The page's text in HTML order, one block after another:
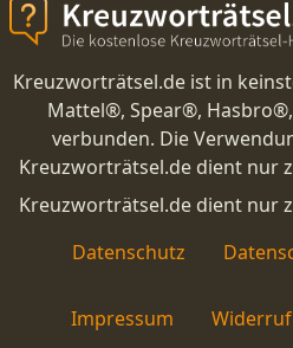
Kreuzworträtsel.de ist in
Mattel®, Spear®,
verbunden. Die
Kreuzworträtsel.de dient nur
Kreuzworträtsel.de dient nur
Datenschutz
Impressum Widerruf